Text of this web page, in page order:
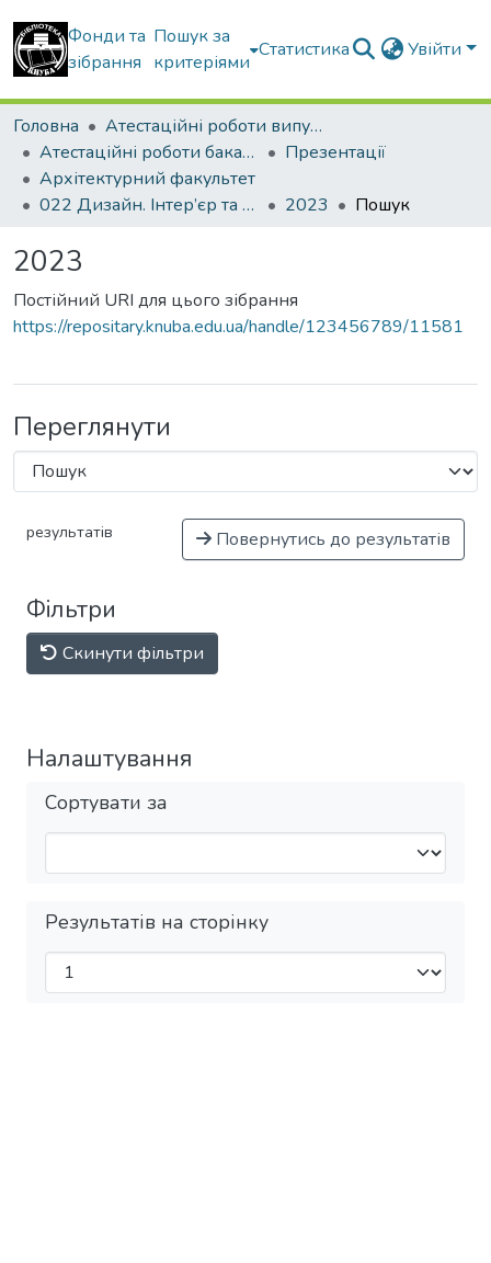
Фонди та
зібрання
Пошук за
критеріями
Статистика Увійти
Головна
Атестаційні роботи випускників
Атестаційні роботи бакалаврів
Презентації
Архітектурний факультет
022 Дизайн. Інтер’єр та обладнання
2023 Пошук
2023
Постійний URI для цього зібрання
https://repositary.knuba.edu.ua/handle/123456789/11581
Переглянути
результатів Повернутись до результатів
Фільтри
Скинути фільтри
Налаштування
Сортувати за
Результатів на сторінку